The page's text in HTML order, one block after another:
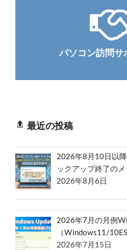
パソコン訪問サ
最近の投稿
2026年8月10日以
ックアップ終了の
2026年8月6日
2026年7月の月例
（Windows11/
2026年7月15日